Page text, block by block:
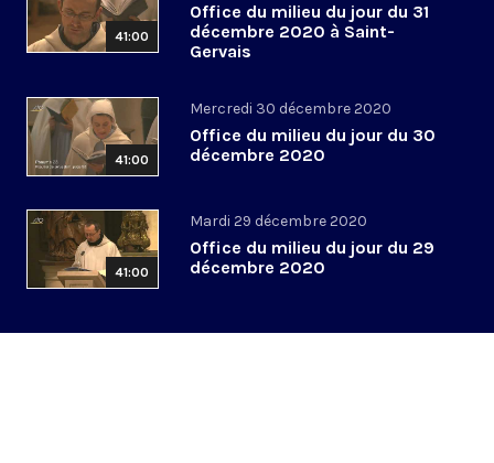
41:00
Office du milieu du jour du 31
décembre 2020 à Saint-
Gervais
41:00
Mercredi 30 décembre 2020
Office du milieu du jour du 30
décembre 2020
41:00
Mardi 29 décembre 2020
Office du milieu du jour du 29
décembre 2020